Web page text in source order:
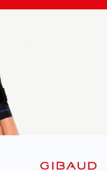
intéresser